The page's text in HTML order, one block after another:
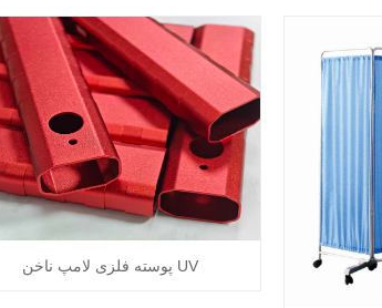
پوسته فلزی لامپ ناخن UV